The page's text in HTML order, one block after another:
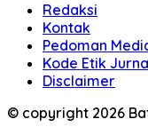
Redaksi
Kontak
Pedoman
Kode Etik
Disclaimer
© copyright 2026